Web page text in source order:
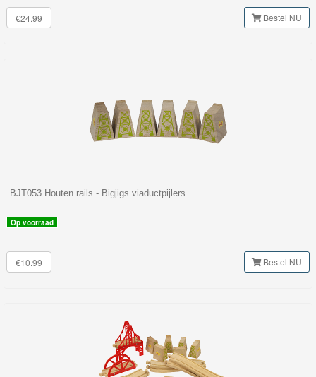
€24.99 Bestel NU
BJT053 Houten rails - Bigjigs viaductpijlers
Op voorraad
€10.99 Bestel NU